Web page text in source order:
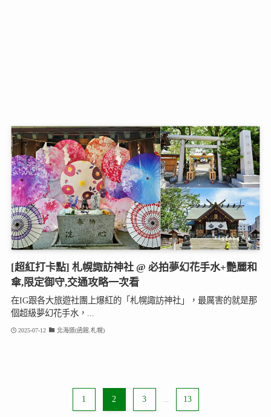
[超紅打卡點] 札幌諏訪神社 @ 必拍夢幻花手水+艷麗和
傘,限定御守,交通攻略一次看
在IG跟各大旅遊社團上爆紅的「札幌諏訪神社」，最厲害的就是那
個超級夢幻花手水，...
2025-07-12 北海道(函館.札幌)
1 2 3 ... 13